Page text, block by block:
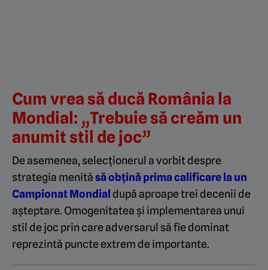
Cum vrea să ducă România la
Mondial: „Trebuie să creăm un
anumit stil de joc”
De asemenea, selecționerul a vorbit despre
strategia menităsă obțină prima calificare la un
Campionat Mondial după aproape trei decenii de
așteptare. Omogenitatea și implementarea unui
stil de joc prin care adversarul să fie dominat
reprezintă puncte extrem de importante.